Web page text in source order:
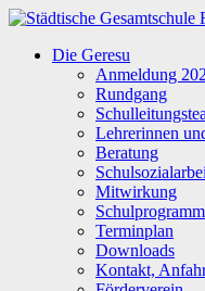
Zum
springen
Städtische
Gesamtschule
Recklinghausen-
Suderwich
Die Geresu
Anmeldung
Rundgang
Lehrerinnen
Beratung
Mitwirkung
Terminplan
Downloads
Kontakt,